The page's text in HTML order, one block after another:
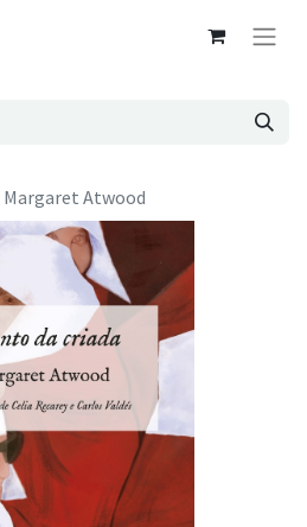
Margaret Atwood